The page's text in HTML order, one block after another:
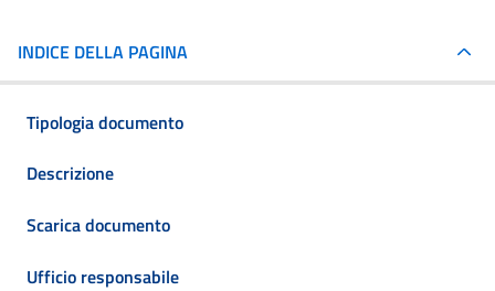
INDICE DELLA PAGINA
Tipologia documento
Descrizione
Scarica documento
Ufficio responsabile